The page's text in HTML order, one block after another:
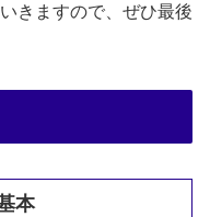
きますので、ぜひ最後
本